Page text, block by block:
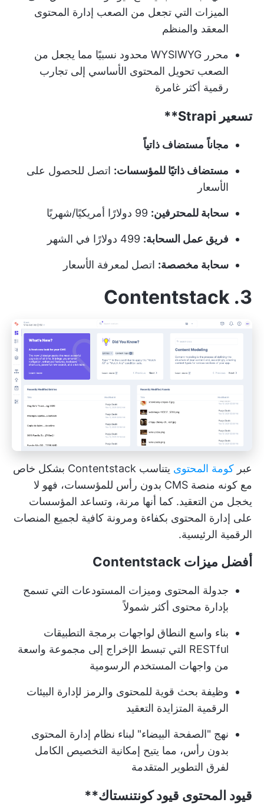
الميزات التي تجعل من الصعب إدارة المحتوى
المعقد والمنظم
محرر WYSIWYG محدود نسبيًا مما يجعل من
الصعب تحويل المحتوى الأساسي إلى تجارب
رقمية أكثر غامرة
تسعير Strapi**
مجاناً مستضاف ذاتياً
مستضاف ذاتيًا للمؤسسات: اتصل للحصول على
الأسعار
سحابة للمحترفين:
فريق عمل السحابة:
سحابة مخصصة: اتصل لمعرفة الأسعار
3. Contentstack
عبر كومة المحتوى
يتناسب Contentstack بشكل خاص
مع كونه منصة CMS بدون رأس للمؤسسات، فهو لا
يخجل من التعقيد. كما أنها مرنة، وتساعد المؤسسات
على إدارة المحتوى بكفاءة ومرونة كافية لجميع المنصات
الرقمية الرئيسية.
أفضل ميزات Contentstack
جدولة المحتوى وميزات المستودعات التي تسمح
بإدارة محتوى أكثر شمولاً
بناء واسع النطاق لواجهات برمجة التطبيقات
RESTful التي تبسط الإخراج إلى مجموعة واسعة
من واجهات المستخدم الرسومية
وظيفة بحث قوية للمحتوى والرمز لإدارة البيئات
الرقمية المتزايدة التعقيد
نهج "الصفحة البيضاء" لبناء نظام إدارة المحتوى
بدون رأس، مما يتيح إمكانية التخصيص الكامل
لفرق التطوير المتقدمة
قيود المحتوى قيود كونتنستاك**